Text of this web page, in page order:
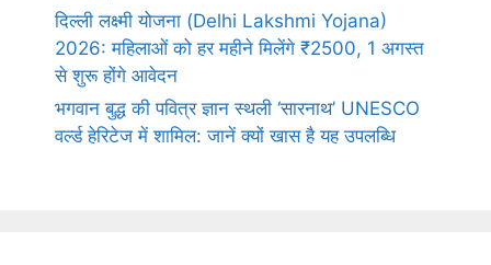
दिल्ली लक्ष्मी योजना (Delhi Lakshmi Yojana)
2026: महिलाओं को हर महीने मिलेंगे ₹2500, 1 अगस्त
से शुरू होंगे आवेदन
भगवान बुद्ध की पवित्र ज्ञान स्थली ‘सारनाथ’ UNESCO
वर्ल्ड हेरिटेज में शामिल: जानें क्यों खास है यह उपलब्धि